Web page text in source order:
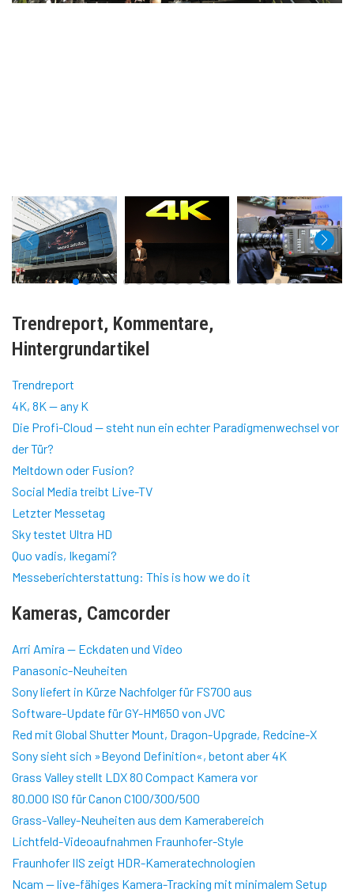
Trendreport, Kommentare,
Hintergrundartikel
Trendreport
4K, 8K — any K
Die Profi-Cloud — steht nun ein echter Paradigmenwechsel vor
der Tür?
Meltdown oder Fusion?
Social Media treibt Live-TV
Letzter Messetag
Sky testet Ultra HD
Quo vadis, Ikegami?
Messeberichterstattung: This is how we do it
Kameras, Camcorder
Arri Amira — Eckdaten und Video
Panasonic-Neuheiten
Sony liefert in Kürze Nachfolger für FS700 aus
Software-Update für GY-HM650 von JVC
Red mit Global Shutter Mount, Dragon-Upgrade, Redcine-X
Sony sieht sich »Beyond Definition«, betont aber 4K
Grass Valley stellt LDX 80 Compact Kamera vor
80.000 ISO für Canon C100/300/500
Grass-Valley-Neuheiten aus dem Kamerabereich
Lichtfeld-Videoaufnahmen Fraunhofer-Style
Fraunhofer IIS zeigt HDR-Kameratechnologien
Ncam — live-fähiges Kamera-Tracking mit minimalem Setup